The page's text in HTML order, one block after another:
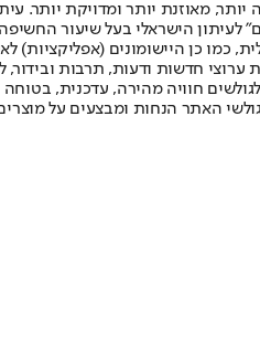
מאוזנת יותר ומדויקת יותר.
הראשונה פורסמה ב-30 ביולי 2007, וב-2010 הפך
חדשות ודעות, תרבות ובידור,
לגולשים חוויה מהירה, עדכנית,
האתר הנחות ומבצעים על